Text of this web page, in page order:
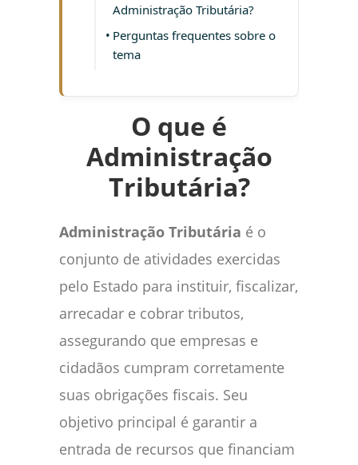
Administração Tributária?
Perguntas frequentes sobre o
tema
O que é
Administração
Tributária?
Administração Tributária é o
conjunto de atividades exercidas
pelo Estado para instituir, fiscalizar,
arrecadar e cobrar tributos,
assegurando que empresas e
cidadãos cumpram corretamente
suas obrigações fiscais. Seu
objetivo principal é garantir a
entrada de recursos que financiam